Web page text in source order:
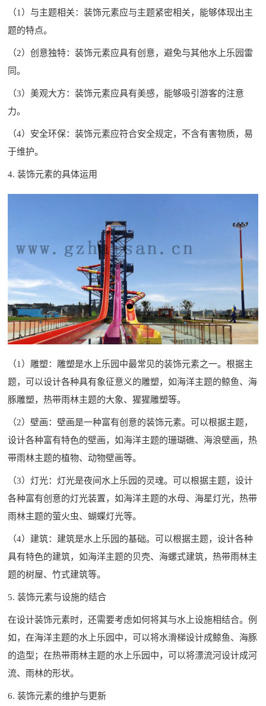
（1）与主题相关：装饰元素应与主题紧密相关，能够体现出主
题的特点。
（2）创意独特：装饰元素应具有创意，避免与其他水上乐园雷
同。
（3）美观大方：装饰元素应具有美感，能够吸引游客的注意
力。
（4）安全环保：装饰元素应符合安全规定，不含有害物质，易
于维护。
4. 装饰元素的具体运用
（1）雕塑：雕塑是水上乐园中最常见的装饰元素之一。根据主
题，可以设计各种具有象征意义的雕塑，如海洋主题的鲸鱼、海
豚雕塑，热带雨林主题的大象、猩猩雕塑等。
（2）壁画：壁画是一种富有创意的装饰元素。可以根据主题，
设计各种富有特色的壁画，如海洋主题的珊瑚礁、海浪壁画，热
带雨林主题的植物、动物壁画等。
（3）灯光：灯光是夜间水上乐园的灵魂。可以根据主题，设计
各种富有创意的灯光装置，如海洋主题的水母、海星灯光，热带
雨林主题的萤火虫、蝴蝶灯光等。
（4）建筑：建筑是水上乐园的基础。可以根据主题，设计各种
具有特色的建筑，如海洋主题的贝壳、海螺式建筑，热带雨林主
题的树屋、竹式建筑等。
5. 装饰元素与设施的结合
在设计装饰元素时，还需要考虑如何将其与水上设施相结合。例
如，在海洋主题的水上乐园中，可以将水滑梯设计成鲸鱼、海豚
的造型；在热带雨林主题的水上乐园中，可以将漂流河设计成河
流、雨林的形状。
6. 装饰元素的维护与更新